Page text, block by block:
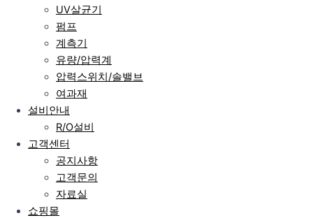
UV살균기
펌프
계측기
유량/압력계
압력스위치/솔밸브
여과재
설비안내
R/O설비
고객센터
공지사항
고객문의
자료실
쇼핑몰